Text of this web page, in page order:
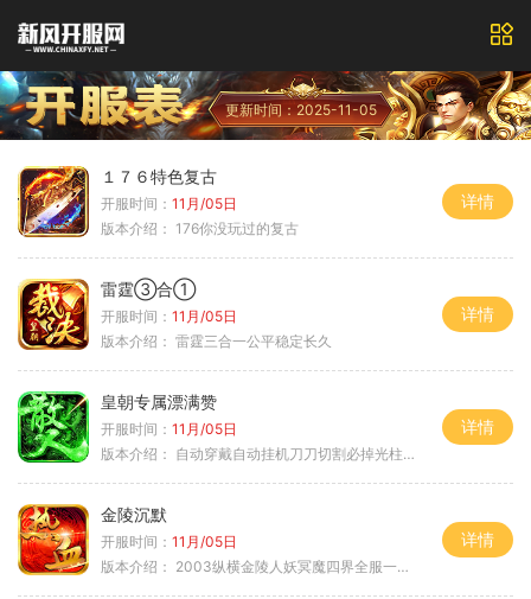
更新时间：2025-11-05
１７６特色复古
开服时间： 11月/05日
版本介绍： 176你没玩过的复古
详情
雷霆③合①
开服时间： 11月/05日
版本介绍： 雷霆三合一公平稳定长久
详情
皇朝专属漂满赞
开服时间： 11月/05日
版本介绍： 自动穿戴自动挂机刀刀切割必掉光柱自动
详情
金陵沉默
开服时间： 11月/05日
版本介绍： 2003纵横金陵人妖冥魔四界全服一切靠
详情